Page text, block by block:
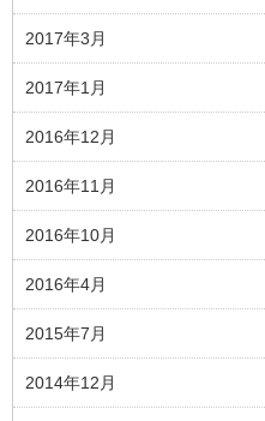
2017年3月
2017年1月
2016年12月
2016年11月
2016年10月
2016年4月
2015年7月
2014年12月